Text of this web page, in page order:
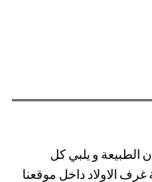
و يلبي كل
الاولاد داخل موقعنا